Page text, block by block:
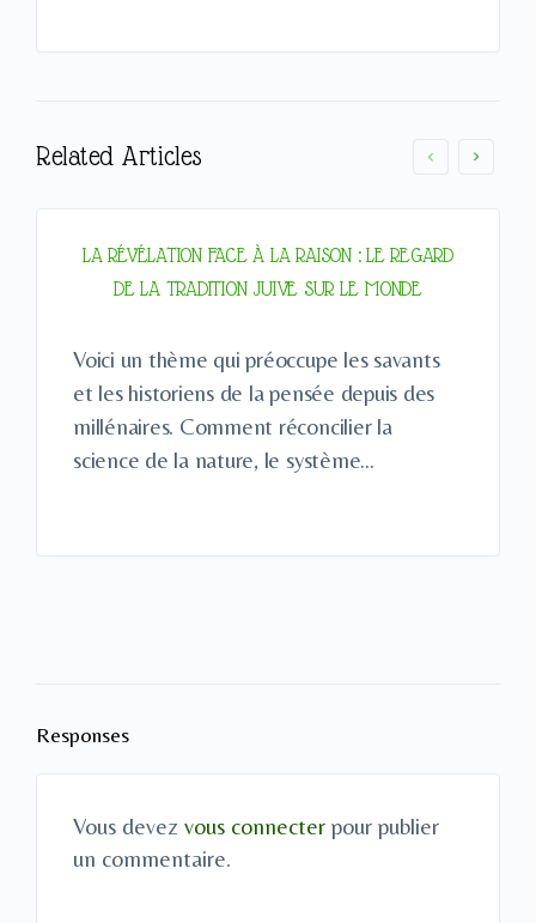
Related Articles
LA RÉVÉLATION FACE À LA RAISON : LE REGARD
DE LA TRADITION JUIVE SUR LE MONDE
Voici un thème qui préoccupe les savants
et les historiens de la pensée depuis des
millénaires. Comment réconcilier la
science de la nature, le système…
Responses
Vous devez vous connecter pour publier
un commentaire.